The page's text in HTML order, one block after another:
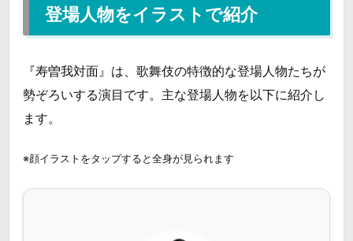
登場人物をイラストで紹介
『寿曽我対面』は、歌舞伎の特徴的な登場人物たちが
勢ぞろいする演目です。主な登場人物を以下に紹介し
ます。
※顔イラストをタップすると全身が見られます